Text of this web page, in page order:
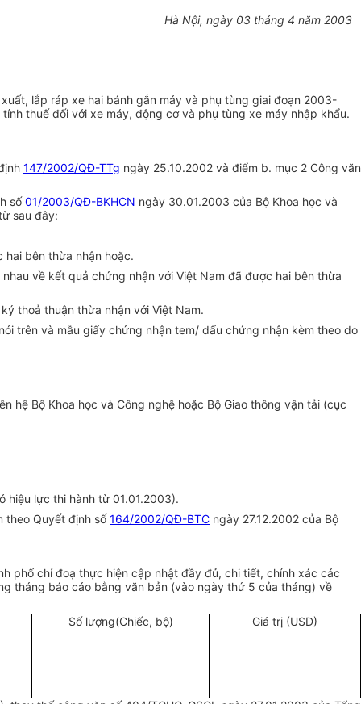
Hà Nội, ngày 03 tháng 4 năm 2003
lắp ráp xe hai bánh gắn máy và phụ tùng giai đoạn 2003-
thuế đối với xe máy, động cơ và phụ tùng xe máy nhập khẩu.
147/2002/QĐ-TTg ngày 25.10.2002 và điểm b. mục 2 Công văn
số01/2003/QĐ-BKHCN ngày 30.01.2003 của Bộ Khoa học và
sau đây:
bên thừa nhận hoặc.
về kết quả chứng nhận với Việt Nam đã được hai bên thừa
thoả thuận thừa nhận với Việt Nam.
trên và mẫu giấy chứng nhận tem/ dấu chứng nhận kèm theo do
hệ Bộ Khoa học và Công nghệ hoặc Bộ Giao thông vận tải (cục
hiệu lực thi hành từ 01.01.2003).
theo Quyết định số164/2002/QĐ-BTC ngày 27.12.2002 của Bộ
phố chỉ đoạ thực hiện cập nhật đầy đủ, chi tiết, chính xác các
tháng báo cáo bằng văn bản (vào ngày thứ 5 của tháng) về
Số lượng(Chiếc, bộ)
Giá trị (USD)